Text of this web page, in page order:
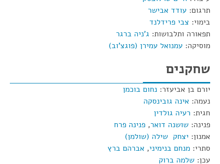
תרגום: עודד אבישר
בימוי: צבי פרידלנד
תפאורה ותלבושות: ג'ניה ברגר
מוסיקה: עמנואל עמירן (פוגצ'וב)
שחקנים
יורם בן אביעזר: נחום בוכמן
נעמה: אינה גובינסקה
חגית: רעיה גולדין
פנינה: שושנה דואר, פנינה פרח
אמנון: יצחק שילה (שולמן)
סתרי: מנחם בנימיני, אברהם ברץ
עכן: שלמה ברוק